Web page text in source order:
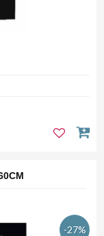
-27%